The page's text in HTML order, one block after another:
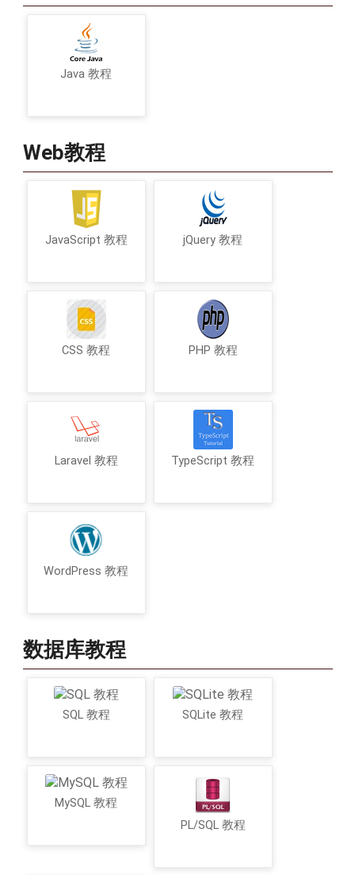
Java 教程
Web教程
JavaScript 教程 jQuery 教程
CSS 教程 PHP 教程
Laravel 教程 TypeScript 教程
WordPress 教程
数据库教程
SQL 教程 SQLite 教程
MySQL 教程
PL/SQL 教程